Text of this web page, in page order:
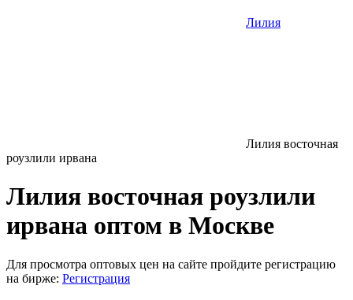
Лилия
Лилия восточная
роузлили ирвана
Лилия восточная роузлили
ирвана оптом в Москве
Для просмотра оптовых цен на сайте пройдите регистрацию
на бирже: Регистрация